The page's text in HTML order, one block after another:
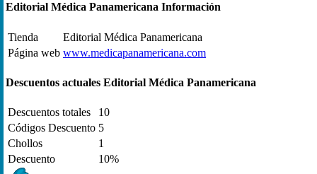
Editorial Médica Panamericana Información
Tienda
Editorial Médica Panamericana
Página web www.medicapanamericana.com
Descuentos actuales Editorial Médica Panamericana
Descuentos totales
10
Códigos Descuento 5
Chollos
1
Descuento
10%